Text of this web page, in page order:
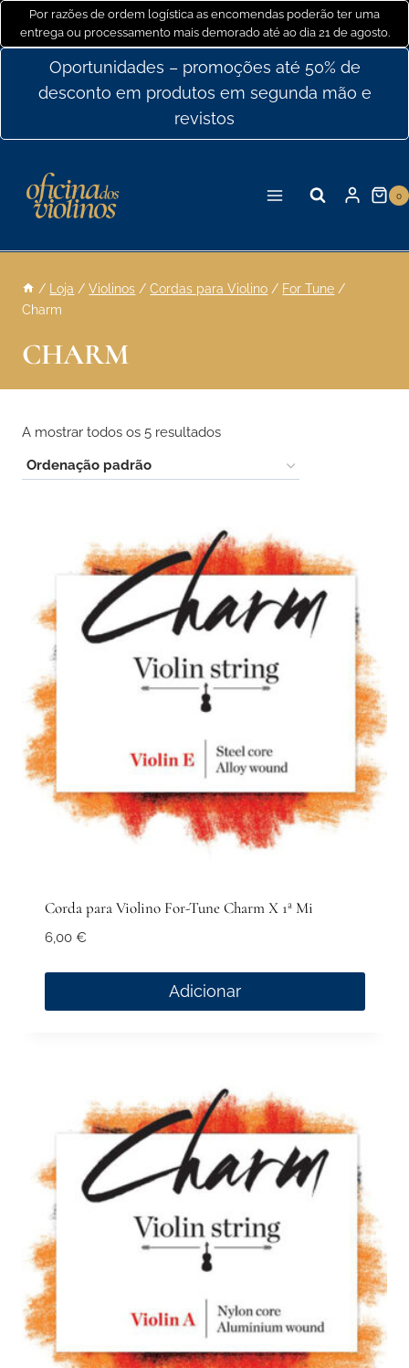
para
conteúdo
Por razões de ordem logística as encomendas poderão ter uma
entrega ou processamento mais demorado até ao dia 21 de agosto.
Oportunidades – promoções até 50% de
desconto em produtos em segunda mão e
revistos
0
/ Loja / Violinos / Cordas para Violino / For Tune /
Charm
CHARM
A mostrar todos os 5 resultados
Corda para Violino For-Tune Charm X 1ª Mi
6,00 €
Adicionar